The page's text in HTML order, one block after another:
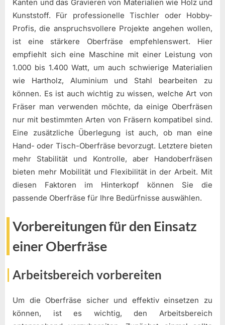
Kanten und das Gravieren von Materialien wie Holz und
Kunststoff. Für professionelle Tischler oder Hobby-
Profis, die anspruchsvollere Projekte angehen wollen,
ist eine stärkere Oberfräse empfehlenswert. Hier
empfiehlt sich eine Maschine mit einer Leistung von
1.000 bis 1.400 Watt, um auch schwierige Materialien
wie Hartholz, Aluminium und Stahl bearbeiten zu
können. Es ist auch wichtig zu wissen, welche Art von
Fräser man verwenden möchte, da einige Oberfräsen
nur mit bestimmten Arten von Fräsern kompatibel sind.
Eine zusätzliche Überlegung ist auch, ob man eine
Hand- oder Tisch-Oberfräse bevorzugt. Letztere bieten
mehr Stabilität und Kontrolle, aber Handoberfräsen
bieten mehr Mobilität und Flexibilität in der Arbeit. Mit
diesen Faktoren im Hinterkopf können Sie die
passende Oberfräse für Ihre Bedürfnisse auswählen.
Vorbereitungen für den Einsatz
einer Oberfräse
Arbeitsbereich vorbereiten
Um die Oberfräse sicher und effektiv einsetzen zu
können, ist es wichtig, den Arbeitsbereich